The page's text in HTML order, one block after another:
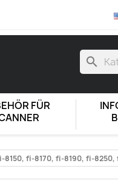
search
FÜR
fi-8170, fi-8190, fi-